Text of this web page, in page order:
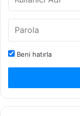
Beni hatırla